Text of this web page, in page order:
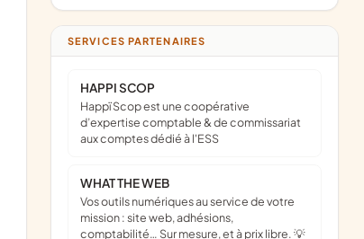
SERVICES PARTENAIRES
HAPPI SCOP
Happï Scop est une coopérative
d’expertise comptable & de commissariat
aux comptes dédié à l'ESS
WHAT THE WEB
Vos outils numériques au service de votre
mission : site web, adhésions,
comptabilité… Sur mesure, et à prix libre. 💡